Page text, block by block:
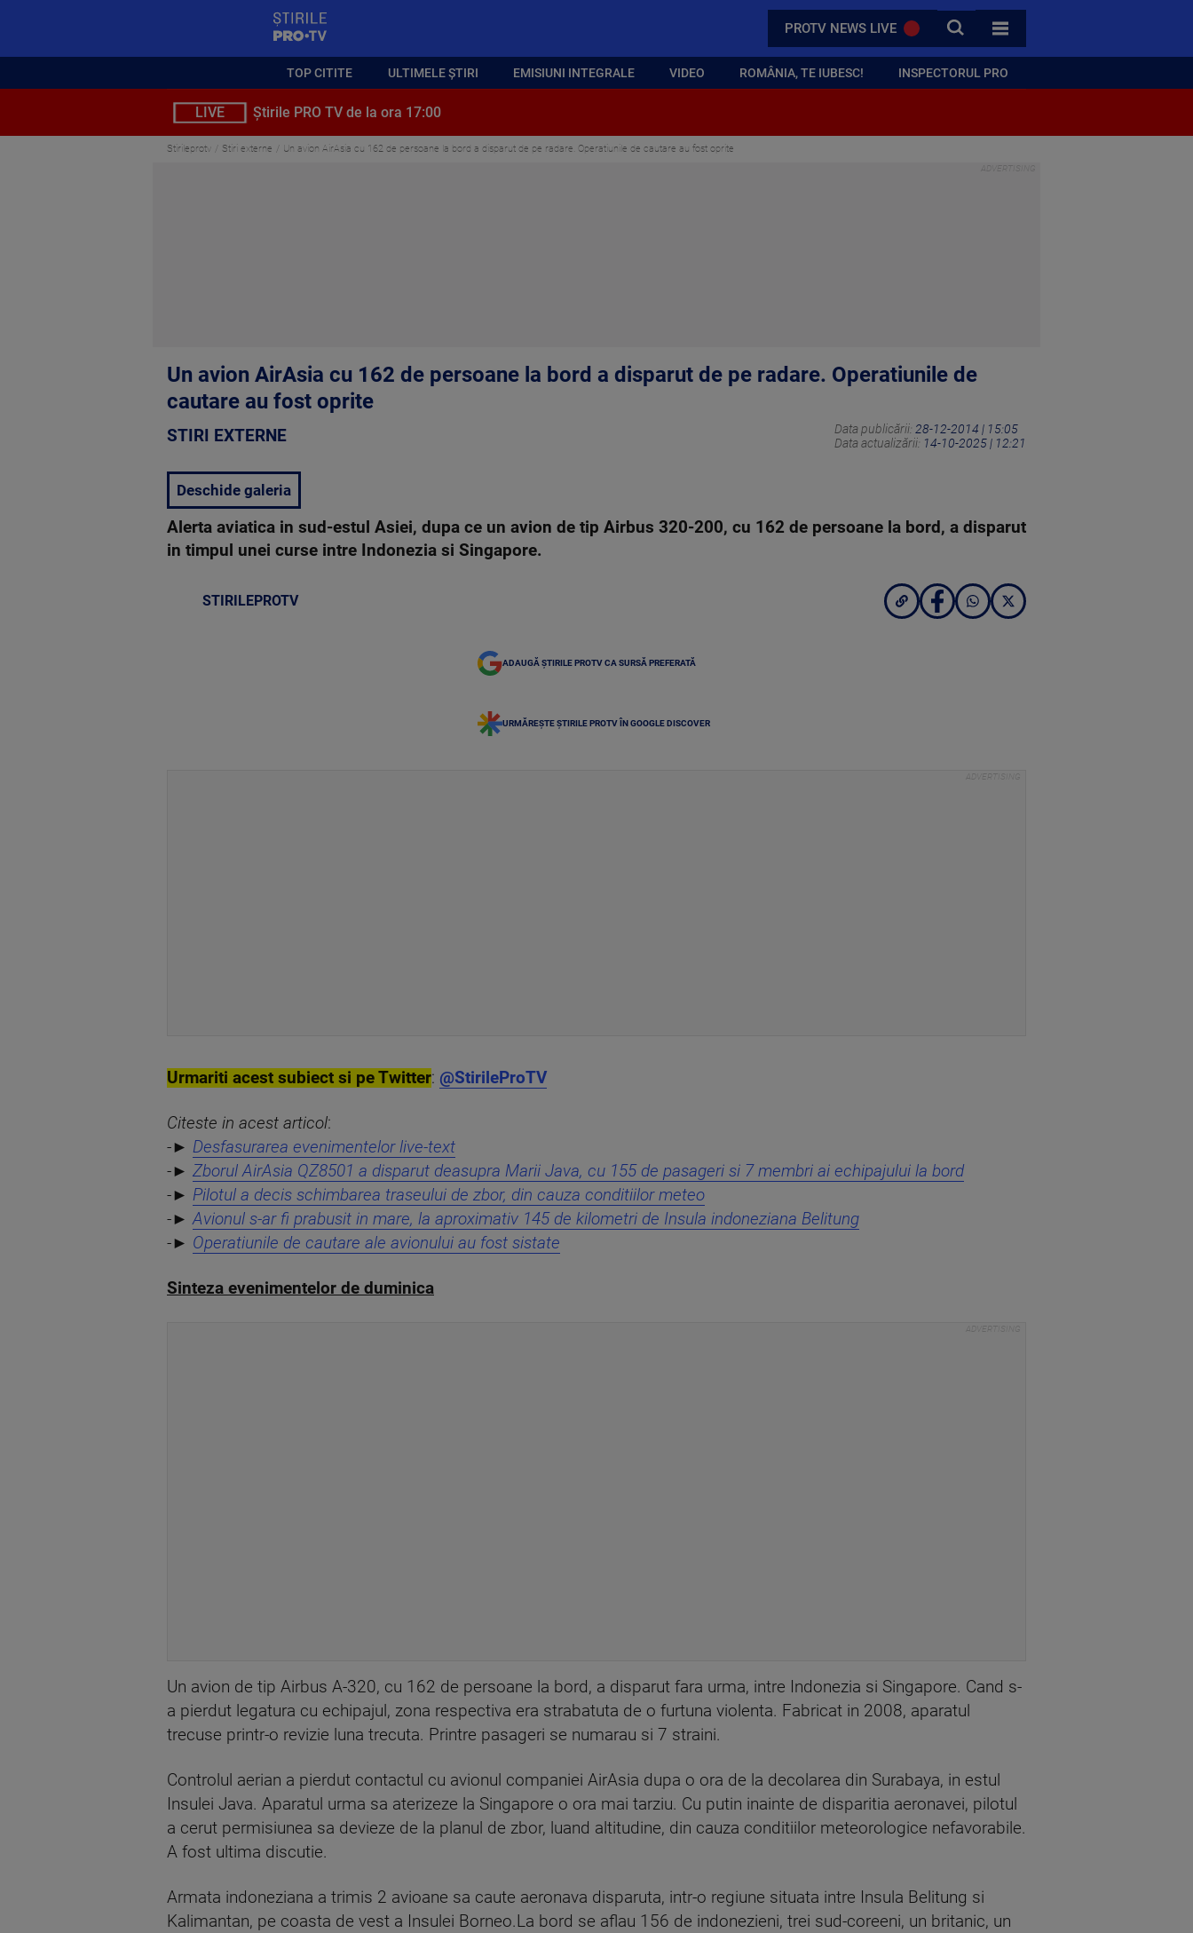
PROTV NEWS LIVE CAUTA
TOATE CATEGORIILE
TOP CITITE ULTIMELE ȘTIRI EMISIUNI INTEGRALE VIDEO ROMÂNIA, TE IUBESC! INSPECTORUL PRO
LIVE Știrile PRO TV de la ora 17:00
Stirileprotv Stiri externe Un avion AirAsia cu 162 de persoane la bord a disparut de pe radare. Operatiunile de cautare au fost oprite
Un avion AirAsia cu 162 de persoane la bord a disparut de pe radare. Operatiunile de
cautare au fost oprite
STIRI EXTERNE Data publicării: 28-12-2014 | 15:05
Data actualizării: 14-10-2025 | 12:21
Deschide galeria
Alerta aviatica in sud-estul Asiei, dupa ce un avion de tip Airbus 320-200, cu 162 de persoane la bord, a disparut
in timpul unei curse intre Indonezia si Singapore.
STIRILEPROTV
ADAUGĂ ȘTIRILE PROTV CA SURSĂ PREFERATĂ
URMĂREȘTE ȘTIRILE PROTV ÎN GOOGLE DISCOVER
Urmariti acest subiect si pe Twitter: @StirileProTV
Citeste in acest articol:
-► Desfasurarea evenimentelor live-text
-► Zborul AirAsia QZ8501 a disparut deasupra Marii Java, cu 155 de pasageri si 7 membri ai echipajului la bord
-► Pilotul a decis schimbarea traseului de zbor, din cauza conditiilor meteo
-►Avionul s-ar fi prabusit in mare, la aproximativ 145 de kilometri de Insula indoneziana Belitung
-► Operatiunile de cautare ale avionului au fost sistate
Sinteza evenimentelor de duminica
Un avion de tip Airbus A-320, cu 162 de persoane la bord, a disparut fara urma, intre Indonezia si Singapore. Cand s-
a pierdut legatura cu echipajul, zona respectiva era strabatuta de o furtuna violenta. Fabricat in 2008, aparatul
trecuse printr-o revizie luna trecuta. Printre pasageri se numarau si 7 straini.
Controlul aerian a pierdut contactul cu avionul companiei AirAsia dupa o ora de la decolarea din Surabaya, in estul
Insulei Java. Aparatul urma sa aterizeze la Singapore o ora mai tarziu. Cu putin inainte de disparitia aeronavei, pilotul
a cerut permisiunea sa devieze de la planul de zbor, luand altitudine, din cauza conditiilor meteorologice nefavorabile.
A fost ultima discutie.
Armata indoneziana a trimis 2 avioane sa caute aeronava disparuta, intr-o regiune situata intre Insula Belitung si
Kalimantan, pe coasta de vest a Insulei Borneo.La bord se aflau 156 de indonezieni, trei sud-coreeni, un britanic, un